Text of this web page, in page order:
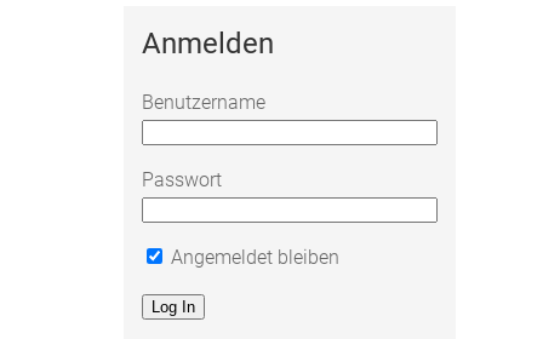
Anmelden
Benutzername
Passwort
Angemeldet bleiben